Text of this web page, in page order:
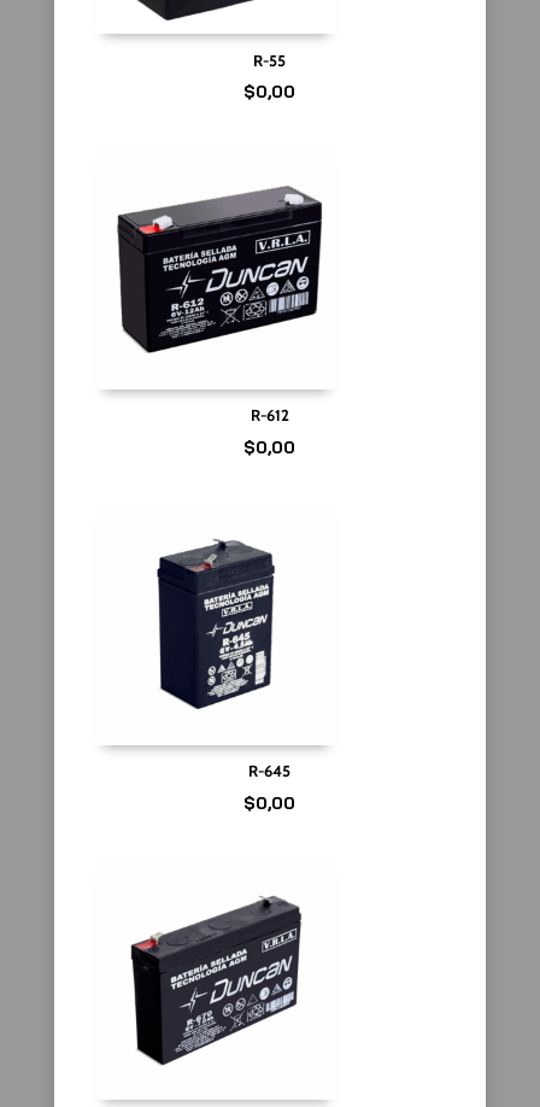
R-55
$0,00
R-612
$0,00
R-645
$0,00